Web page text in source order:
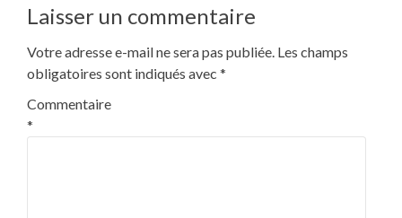
Laisser un commentaire
Votre adresse e-mail ne sera pas publiée. Les champs
obligatoires sont indiqués avec *
Commentaire
*